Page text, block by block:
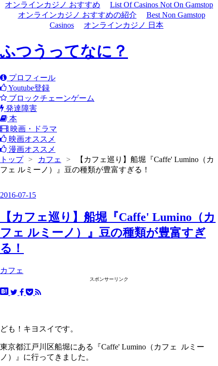
オンラインカジノ おすすめ
List Of Casinos Not On Gamstop
オンラインカジノ おすすめの紹介
Best Non Gamstop
Casinos
オンラインカジノ 日本
ふつうってなに？
プロフィール
Youtube登録
ブロックチェーンゲーム
発達障害
本
映画・ドラマ
映画オススメ
漫画オススメ
トップ
> カフェ >
【カフェ巡り】船堀『Caffe' Lumino（カ
フェ ルミーノ）』豆の種類が豊富すぎる！
2016-07-15
【カフェ巡り】船堀『Caffe' Lumino（カ
フェ ルミーノ）』豆の種類が豊富すぎ
る！
カフェ
スポンサーリンク
ども！キヨスイです。
東京都江戸川区船堀にある『Caffe' Lumino（カフェ ルミー
ノ）』に行ってきました。